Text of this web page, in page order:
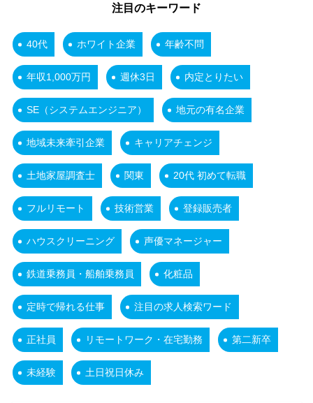
注目のキーワード
40代 ホワイト企業 年齢不問
年収1,000万円 週休3日 内定とりたい
SE（システムエンジニア） 地元の有名企業
地域未来牽引企業 キャリアチェンジ
土地家屋調査士 関東 20代 初めて転職
フルリモート 技術営業 登録販売者
ハウスクリーニング 声優マネージャー
鉄道乗務員・船舶乗務員 化粧品
定時で帰れる仕事 注目の求人検索ワード
正社員 リモートワーク・在宅勤務 第二新卒
未経験 土日祝日休み